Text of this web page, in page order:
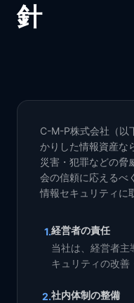
針
C-M-P株式会社（以
かりした情報資産な
災害・犯罪などの脅
会の信頼に応えるべ
情報セキュリティに
1.経営者の責任
当社は、経営者主
キュリティの改善
2.社内体制の整備